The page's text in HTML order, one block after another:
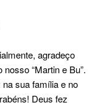
agradeço
“Martin e Bu”.
sua família e no
Deus fez